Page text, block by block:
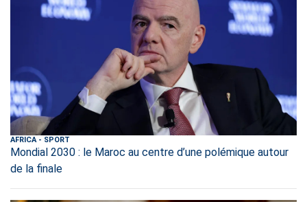
AFRICA- SPORT
Mondial 2030 : le Maroc au centre d’une polémique autour
de la finale